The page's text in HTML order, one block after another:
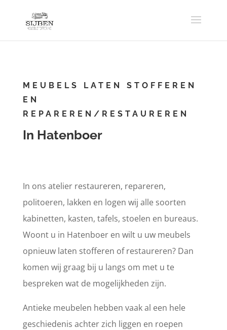
MEUBELS LATEN STOFFEREN
EN
REPAREREN/RESTAUREREN
In Hatenboer
In ons atelier restaureren, repareren,
politoeren, lakken en logen wij alle soorten
kabinetten, kasten, tafels, stoelen en bureaus.
Woont u in Hatenboer en wilt u uw meubels
opnieuw laten stofferen of restaureren? Dan
komen wij graag bij u langs om met u te
bespreken wat de mogelijkheden zijn.
Antieke meubelen hebben vaak al een hele
geschiedenis achter zich liggen en roepen